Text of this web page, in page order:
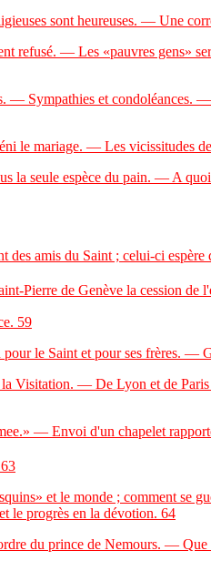
sont heureuses. — Une
— Les «pauvres gens»
Sympathies et condoléances.
le mariage. — Les vicissitudes
seule espèce du pain. — A
amis du Saint ; celui-ci
Pierre de Genève la cession de
59
le Saint et pour ses frères.
— De Lyon et de
— Envoi d'un chapelet
63
et le monde ; comment
le progrès en la dévotion. 64
du prince de Nemours. —